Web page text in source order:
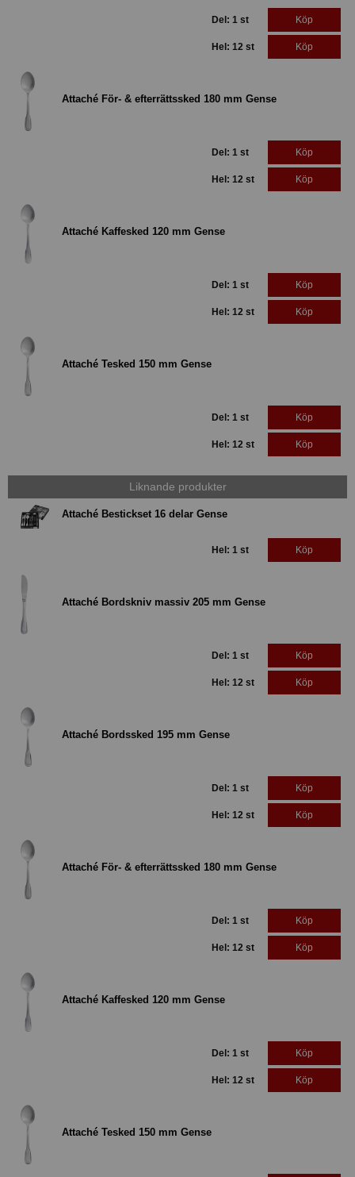
Del: 1 st Köp
Hel: 12 st Köp
Attaché För- & efterrättssked 180 mm Gense
Del: 1 st Köp
Hel: 12 st Köp
Attaché Kaffesked 120 mm Gense
Del: 1 st Köp
Hel: 12 st Köp
Attaché Tesked 150 mm Gense
Del: 1 st Köp
Hel: 12 st Köp
Liknande produkter
Attaché Bestickset 16 delar Gense
Hel: 1 st Köp
Attaché Bordskniv massiv 205 mm Gense
Del: 1 st Köp
Hel: 12 st Köp
Attaché Bordssked 195 mm Gense
Del: 1 st Köp
Hel: 12 st Köp
Attaché För- & efterrättssked 180 mm Gense
Del: 1 st Köp
Hel: 12 st Köp
Attaché Kaffesked 120 mm Gense
Del: 1 st Köp
Hel: 12 st Köp
Attaché Tesked 150 mm Gense